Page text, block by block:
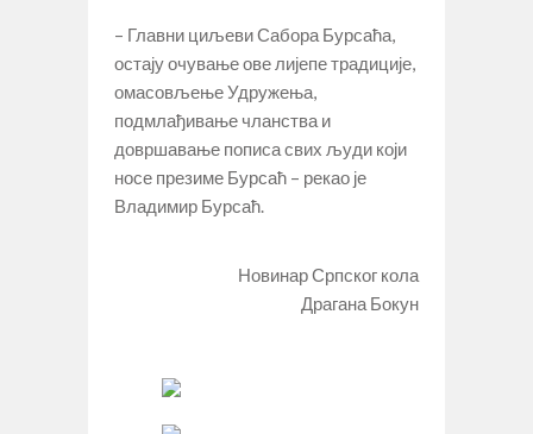
– Главни циљеви Сабора Бурсаћа,
остају очување ове лијепе традиције,
омасовљење Удружења,
подмлађивање чланства и
довршавање пописа свих људи који
носе презиме Бурсаћ – рекао је
Владимир Бурсаћ.
Новинар Српског кола
Драгана Бокун